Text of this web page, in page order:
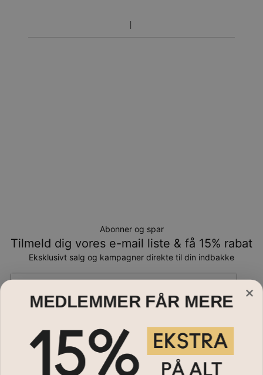
Abonner og spar
Tilmeld dig vores e-mail liste & få 15% rabat
Eksklusivt salg og kampagner direkte til din indbakke
Smykker
Halskæder
MEDLEMMER FÅR MERE